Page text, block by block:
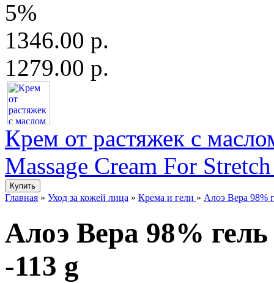
5%
1346.00 р.
1279.00 р.
Крем от растяжек с
Massage Cream For
Главная » Уход за кожей лица » Крема и гели » Алоэ Вера 98%
Алоэ Вера 98%
-113 g